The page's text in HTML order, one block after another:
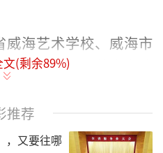
威海艺术学校、威海市
大学（威海）艺术学院
席、市关工委主任刘玉
一副主任、党组书记马
文(剩余89%)
推荐
又要往哪